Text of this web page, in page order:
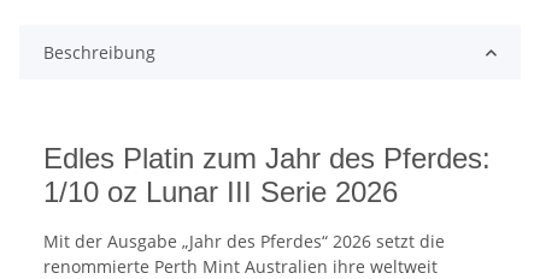
Beschreibung
Edles Platin zum Jahr des Pferdes:
1/10 oz Lunar III Serie 2026
Mit der Ausgabe „Jahr des Pferdes“ 2026 setzt die
renommierte Perth Mint Australien ihre weltweit